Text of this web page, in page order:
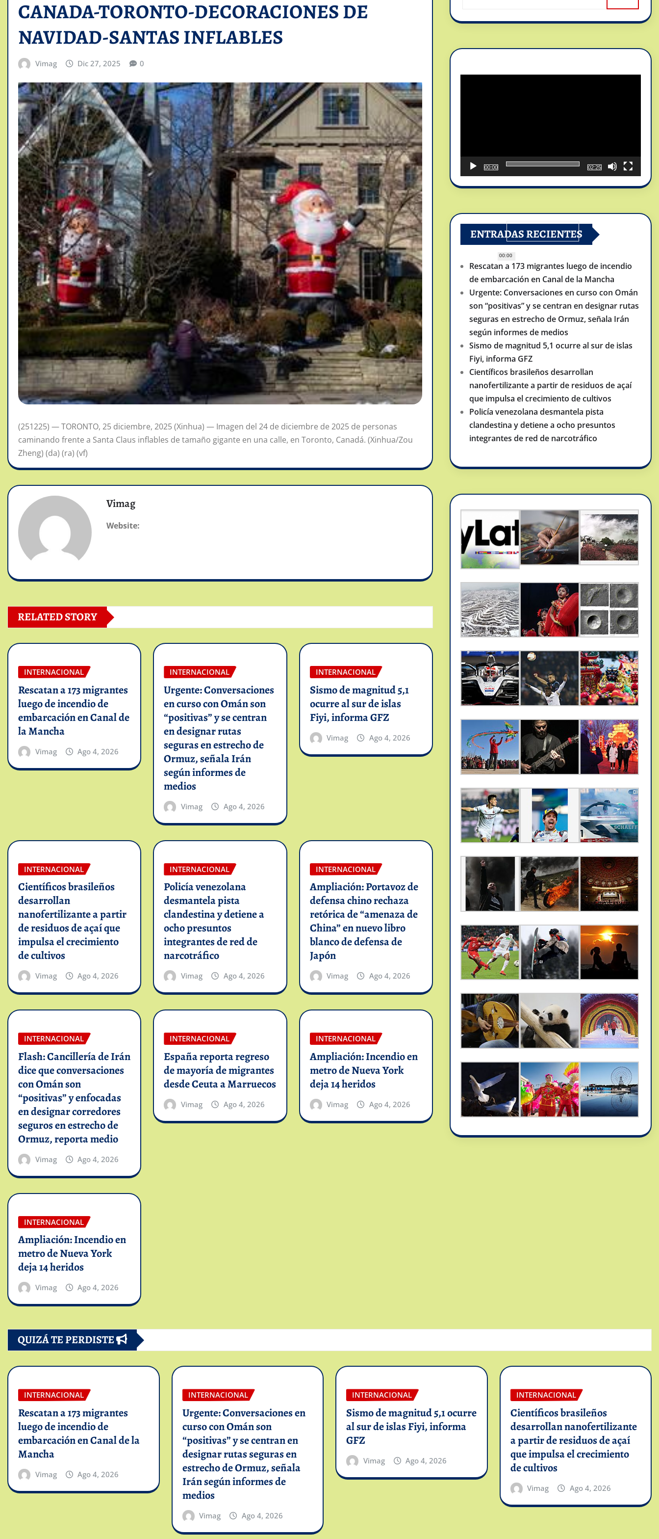
CANADA-TORONTO-DECORACIONES DE
NAVIDAD-SANTAS INFLABLES
Vimag Dic 27, 2025 0
(251225) — TORONTO, 25 diciembre, 2025 (Xinhua) — Imagen del 24 de diciembre de 2025 de personas
caminando frente a Santa Claus inflables de tamaño gigante en una calle, en Toronto, Canadá. (Xinhua/Zou
Zheng) (da) (ra) (vf)
Vimag
Website:
RELATED STORY
INTERNACIONAL
Rescatan a 173 migrantes
luego de incendio de
embarcación en Canal de
la Mancha
Vimag Ago 4, 2026
INTERNACIONAL
Urgente: Conversaciones
en curso con Omán son
“positivas” y se centran
en designar rutas
seguras en estrecho de
Ormuz, señala Irán
según informes de
medios
Vimag Ago 4, 2026
INTERNACIONAL
Sismo de magnitud 5,1
ocurre al sur de islas
Fiyi, informa GFZ
Vimag Ago 4, 2026
INTERNACIONAL
Científicos brasileños
desarrollan
nanofertilizante a partir
de residuos de açaí que
impulsa el crecimiento
de cultivos
Vimag Ago 4, 2026
INTERNACIONAL
Policía venezolana
desmantela pista
clandestina y detiene a
ocho presuntos
integrantes de red de
narcotráfico
Vimag Ago 4, 2026
INTERNACIONAL
Ampliación: Portavoz de
defensa chino rechaza
retórica de “amenaza de
China” en nuevo libro
blanco de defensa de
Japón
Vimag Ago 4, 2026
INTERNACIONAL
Flash: Cancillería de Irán
dice que conversaciones
con Omán son
“positivas” y enfocadas
en designar corredores
seguros en estrecho de
Ormuz, reporta medio
Vimag Ago 4, 2026
INTERNACIONAL
España reporta regreso
de mayoría de migrantes
desde Ceuta a Marruecos
Vimag Ago 4, 2026
INTERNACIONAL
Ampliación: Incendio en
metro de Nueva York
deja 14 heridos
Vimag Ago 4, 2026
INTERNACIONAL
Ampliación: Incendio en
metro de Nueva York
deja 14 heridos
Vimag Ago 4, 2026
00:00
00:00
02:25
ENTRADAS RECIENTES
Rescatan a 173 migrantes luego de incendio
de embarcación en Canal de la Mancha
Urgente: Conversaciones en curso con Omán
son “positivas” y se centran en designar rutas
seguras en estrecho de Ormuz, señala Irán
según informes de medios
Sismo de magnitud 5,1 ocurre al sur de islas
Fiyi, informa GFZ
Científicos brasileños desarrollan
nanofertilizante a partir de residuos de açaí
que impulsa el crecimiento de cultivos
Policía venezolana desmantela pista
clandestina y detiene a ocho presuntos
integrantes de red de narcotráfico
QUIZÁ TE PERDISTE
INTERNACIONAL
Rescatan a 173 migrantes
luego de incendio de
embarcación en Canal de la
Mancha
Vimag Ago 4, 2026
INTERNACIONAL
Urgente: Conversaciones en
curso con Omán son
“positivas” y se centran en
designar rutas seguras en
estrecho de Ormuz, señala
Irán según informes de
medios
Vimag Ago 4, 2026
INTERNACIONAL
Sismo de magnitud 5,1 ocurre
al sur de islas Fiyi, informa
GFZ
Vimag Ago 4, 2026
INTERNACIONAL
Científicos brasileños
desarrollan nanofertilizante
a partir de residuos de açaí
que impulsa el crecimiento
de cultivos
Vimag Ago 4, 2026